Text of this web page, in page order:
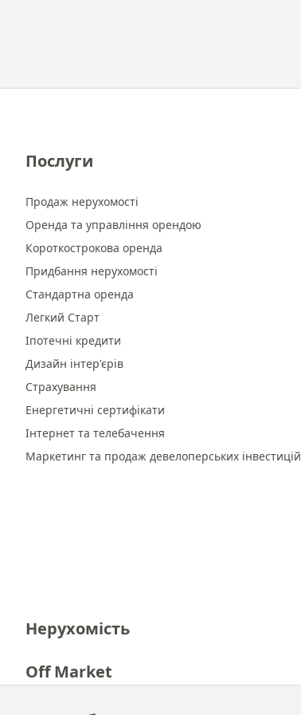
Послуги
Продаж нерухомості
Оренда та управління орендою
Короткострокова оренда
Придбання нерухомості
Стандартна оренда
Легкий Старт
Іпотечні кредити
Дизайн інтер'єрів
Страхування
Енергетичні сертифікати
Інтернет та телебачення
Маркетинг та продаж девелоперських інвестицій
Нерухомість
Off Market